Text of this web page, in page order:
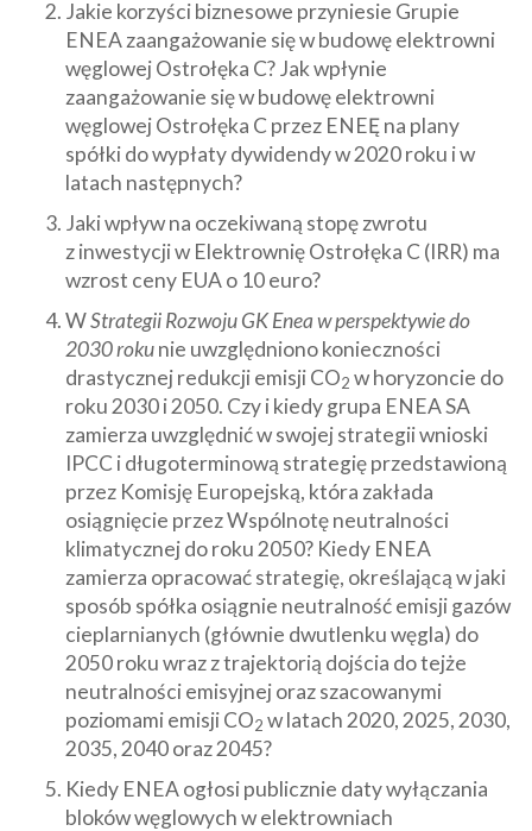
Jakie korzyści biznesowe przyniesie Grupie
ENEA zaangażowanie się w budowę elektrowni
węglowej Ostrołęka C? Jak wpłynie
zaangażowanie się w budowę elektrowni
węglowej Ostrołęka C przez ENEĘ na plany
spółki do wypłaty dywidendy w 2020 roku i w
latach następnych?
Jaki wpływ na oczekiwaną stopę zwrotu
z inwestycji w Elektrownię Ostrołęka C (IRR) ma
wzrost ceny EUA o 10 euro?
WStrategii Rozwoju GK Enea w perspektywie do
2030 rokunie uwzględniono konieczności
drastycznej redukcji emisji CO2 w horyzoncie do
roku 2030 i 2050. Czy i kiedy grupa ENEA SA
zamierza uwzględnić w swojej strategii wnioski
IPCC i długoterminową strategię przedstawioną
przez Komisję Europejską, która zakłada
osiągnięcie przez Wspólnotę neutralności
klimatycznej do roku 2050? Kiedy ENEA
zamierza opracować strategię, określającą w jaki
sposób spółka osiągnie neutralność emisji gazów
cieplarnianych (głównie dwutlenku węgla) do
2050 roku wraz z trajektorią dojścia do tejże
neutralności emisyjnej oraz szacowanymi
poziomami emisji CO2 w latach 2020, 2025, 2030,
2035, 2040 oraz 2045?
Kiedy ENEA ogłosi publicznie daty wyłączania
bloków węglowych w elektrowniach